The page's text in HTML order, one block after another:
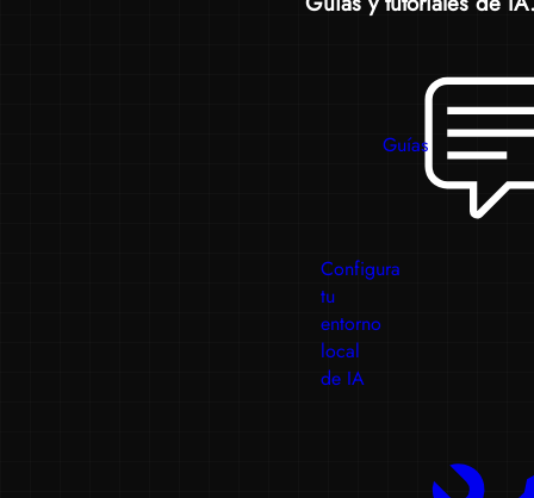
Guías
Configura
tu
entorno
local
de IA